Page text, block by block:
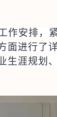
作安排，
面进行了
涯规划